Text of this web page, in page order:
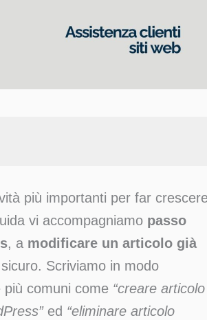
più importanti per far
vi accompagniamo passo
, a modificare un articolo già
Scriviamo in modo
comuni come “creare articolo
ed “eliminare articolo